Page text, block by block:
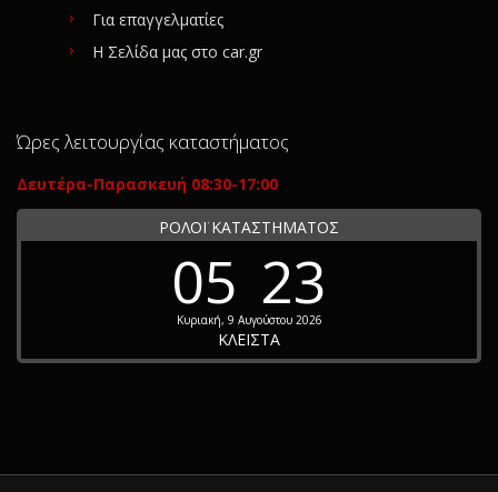
Για επαγγελματίες
Η Σελίδα μας στο car.gr
Ώρες λειτουργίας καταστήματος
Δευτέρα-Παρασκευή 08:30-17:00
ΡΟΛΟΪ ΚΑΤΑΣΤΗΜΑΤΟΣ
05 23
Κυριακή, 9 Αυγούστου 2026
ΚΛΕΙΣΤΑ